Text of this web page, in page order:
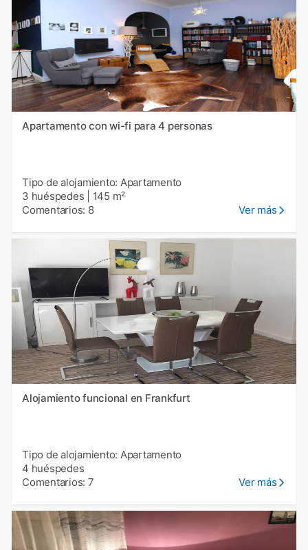
Apartamento con wi-fi para 4 personas
Tipo de alojamiento: Apartamento
3 huéspedes
145 m²
Comentarios: 8
Ver más
Alojamiento funcional en Frankfurt
Tipo de alojamiento: Apartamento
4 huéspedes
Comentarios: 7
Ver más